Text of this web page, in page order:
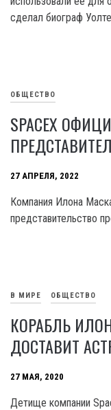
сделал биограф
ОБЩЕСТВО
SPACEX
27 АПРЕЛЯ, 2022
Компания Илона
представительство
В МИРЕ ОБЩЕСТВО
КОРАБЛЬ
ДОСТАВИТ
27 МАЯ, 2020
Детище компании